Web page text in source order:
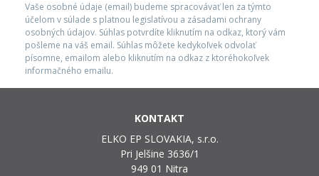
Vaše osobné údaje (email) budeme spracovávať len za týmto
účelom v súlade s platnou legislatívou a zásadami ochrany
osobných údajov. Súhlas potvrdíte kliknutím na odkaz, ktorý vám
pošleme na váš email. Súhlas môžete kedykoľvek odvolať
písomne, emailom alebo kliknutím na odkaz z ktoréhokoľvek
informačného emailu.
KONTAKT
ELKO EP SLOVAKIA, s.r.o.
Pri Jelšine 3636/1
949 01 Nitra